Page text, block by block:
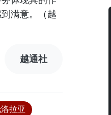
满意。（越
越通社
拉亚